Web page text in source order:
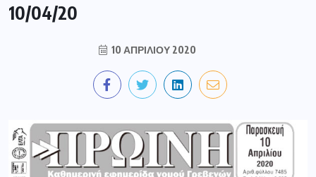
10/04/20
10 ΑΠΡΙΛΊΟΥ 2020